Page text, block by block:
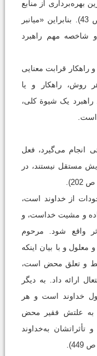
بهره‌برداری از منابع
و امکانات موجود می‌داند (واسطی، 1388، ص 43). بنابراین «میانبر
شاخصه مهم راهبرد
راهکار قرابت معنایی
روش، راهکار و یا
راهبرد یک شیوة کلی،
است.
انجام می‌گیرد، فعل
مستقل نیستند، در
از خداوند است،
و مشیت خداست، و
واقع شود. مرحوم
معلول و با بیان اینکه
و تعلق محض است،
ارائه داد. به دیگر
خداوند است و هر
به علتش فقیر محض
تأثراتشان به‌خداوند